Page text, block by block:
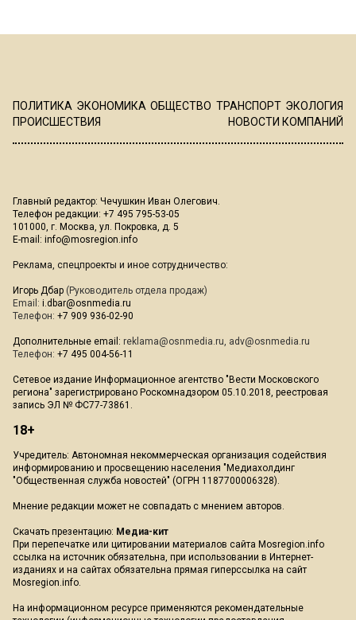
ПОЛИТИКА ЭКОНОМИКА ОБЩЕСТВО ТРАНСПОРТ ЭКОЛОГИЯ
ПРОИСШЕСТВИЯ
НОВОСТИ КОМПАНИЙ
Главный редактор: Чечушкин Иван Олегович.
Телефон редакции: +7 495 795-53-05
101000, г. Москва, ул. Покровка, д. 5
E-mail: info@mosregion.info
Реклама, спецпроекты и иное сотрудничество:
Игорь Дбар (Руководитель отдела продаж)
Email: i.dbar@osnmedia.ru
Телефон: +7 909 936-02-90
Дополнительные email: reklama@osnmedia.ru, adv@osnmedia.ru
Телефон: +7 495 004-56-11
Сетевое издание Информационное агентство "Вести Московского
региона" зарегистрировано Роскомнадзором 05.10.2018, реестровая
запись ЭЛ № ФС77-73861.
18+
Учредитель: Автономная некоммерческая организация содействия
информированию и просвещению населения "Медиахолдинг
"Общественная служба новостей" (ОГРН 1187700006328).
Мнение редакции может не совпадать с мнением авторов.
Скачать презентацию: Медиа-кит
При перепечатке или цитировании материалов сайта Mosregion.info
ссылка на источник обязательна, при использовании в Интернет-
изданиях и на сайтах обязательна прямая гиперссылка на сайт
Mosregion.info.
На информационном ресурсе применяются рекомендательные